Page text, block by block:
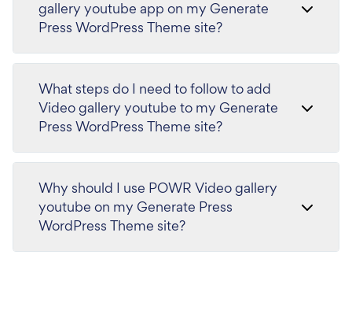
gallery youtube app on my Generate
Press WordPress Theme site?
What steps do I need to follow to add
Video gallery youtube to my Generate
Press WordPress Theme site?
Why should I use POWR Video gallery
youtube on my Generate Press
WordPress Theme site?